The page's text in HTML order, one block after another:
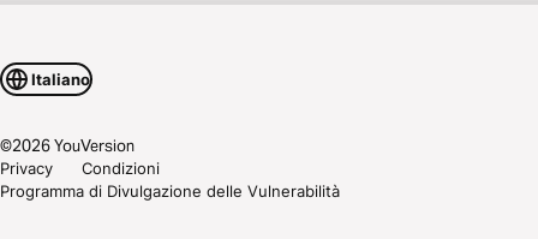
Italiano
©2026YouVersion
Privacy
Condizioni
Programma di Divulgazione delle Vulnerabilità